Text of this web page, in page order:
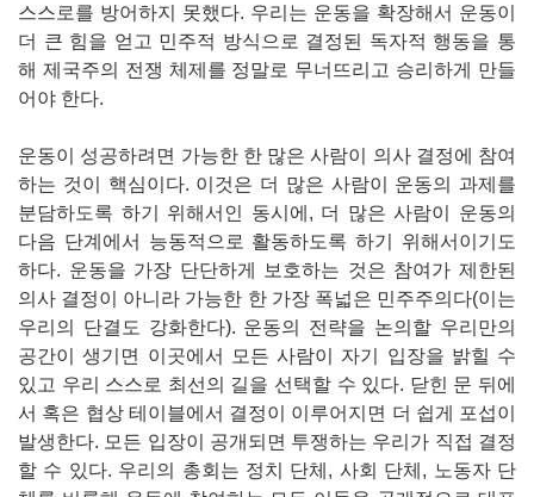
스스로를 방어하지 못했다. 우리는 운동을 확장해서 운동이
더 큰 힘을 얻고 민주적 방식으로 결정된 독자적 행동을 통
해 제국주의 전쟁 체제를 정말로 무너뜨리고 승리하게 만들
어야 한다.
운동이 성공하려면 가능한 한 많은 사람이 의사 결정에 참여
하는 것이 핵심이다. 이것은 더 많은 사람이 운동의 과제를
분담하도록 하기 위해서인 동시에, 더 많은 사람이 운동의
다음 단계에서 능동적으로 활동하도록 하기 위해서이기도
하다. 운동을 가장 단단하게 보호하는 것은 참여가 제한된
의사 결정이 아니라 가능한 한 가장 폭넓은 민주주의다(이는
우리의 단결도 강화한다). 운동의 전략을 논의할 우리만의
공간이 생기면 이곳에서 모든 사람이 자기 입장을 밝힐 수
있고 우리 스스로 최선의 길을 선택할 수 있다. 닫힌 문 뒤에
서 혹은 협상 테이블에서 결정이 이루어지면 더 쉽게 포섭이
발생한다. 모든 입장이 공개되면 투쟁하는 우리가 직접 결정
할 수 있다. 우리의 총회는 정치 단체, 사회 단체, 노동자 단